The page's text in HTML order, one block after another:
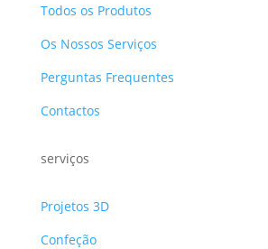
Todos os Produtos
Os Nossos Serviços
Perguntas Frequentes
Contactos
serviços
Projetos 3D
Confeção